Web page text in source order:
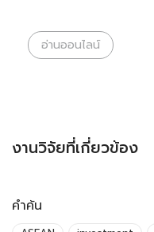
อ่านออนไลน์
งานวิจัยที่เกี่ยวข้อง
คำค้น